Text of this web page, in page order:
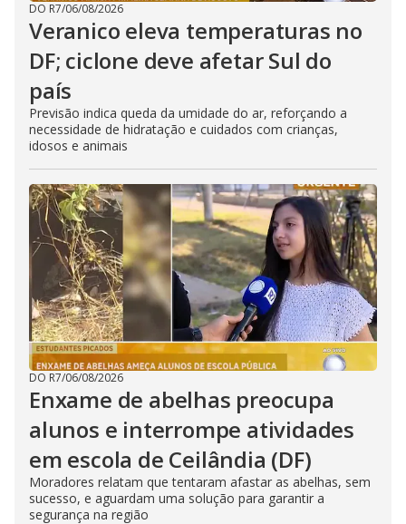
DO R7/06/08/2026
Veranico eleva temperaturas no
DF; ciclone deve afetar Sul do
país
Previsão indica queda da umidade do ar, reforçando a
necessidade de hidratação e cuidados com crianças,
idosos e animais
DO R7/06/08/2026
Enxame de abelhas preocupa
alunos e interrompe atividades
em escola de Ceilândia (DF)
Moradores relatam que tentaram afastar as abelhas, sem
sucesso, e aguardam uma solução para garantir a
segurança na região